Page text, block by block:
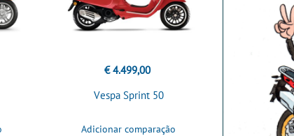
€ 4.499,00
Vespa Sprint 50
Adicionar comparação